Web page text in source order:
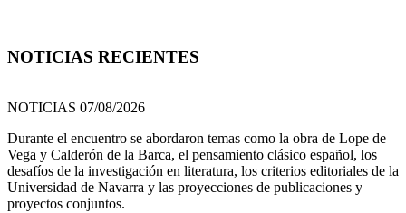
NOTICIAS RECIENTES
NOTICIAS 07/08/2026
Durante el encuentro se abordaron temas como la obra de Lope de
Vega y Calderón de la Barca, el pensamiento clásico español, los
desafíos de la investigación en literatura, los criterios editoriales de la
Universidad de Navarra y las proyecciones de publicaciones y
proyectos conjuntos.